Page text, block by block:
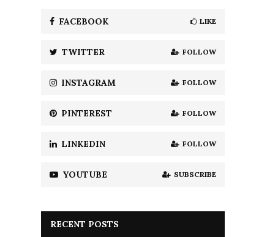
C
H
FACEBOOK LIKE
TWITTER FOLLOW
INSTAGRAM FOLLOW
PINTEREST FOLLOW
LINKEDIN FOLLOW
YOUTUBE SUBSCRIBE
RECENT POSTS